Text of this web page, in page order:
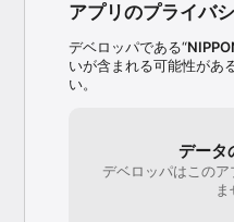
アプリのプライバ
デベロッパである“
いが含まれる可能性があ
い。
データ
デベロッパはこの
ま